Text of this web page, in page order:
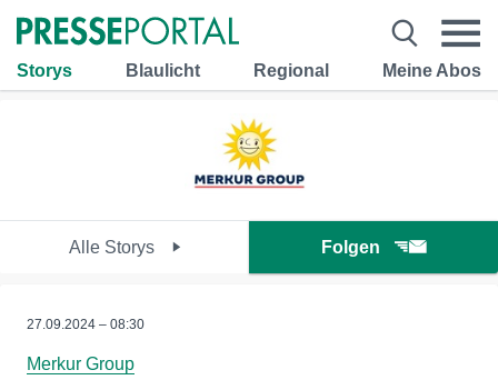
Storys Blaulicht Regional Meine Abos
Alle Storys Folgen
27.09.2024 – 08:30
Merkur Group